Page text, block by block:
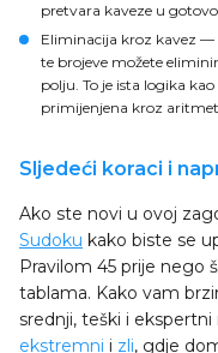
pretvara kaveze u
Eliminacija kroz kavez —
te brojeve možete
polju. To je ista logika
primijenjena kroz
Sljedeći koraci i
Ako ste novi u ovoj
Sudoku kako biste se
Pravilom 45 prije nego
tablama. Kako vam
srednji, teški i
ekstremni i zli, gdje